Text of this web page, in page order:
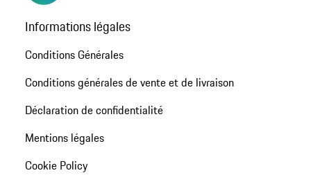
Informations légales
Conditions Générales
Conditions générales de vente et de livraison
Déclaration de confidentialité
Mentions légales
Cookie Policy